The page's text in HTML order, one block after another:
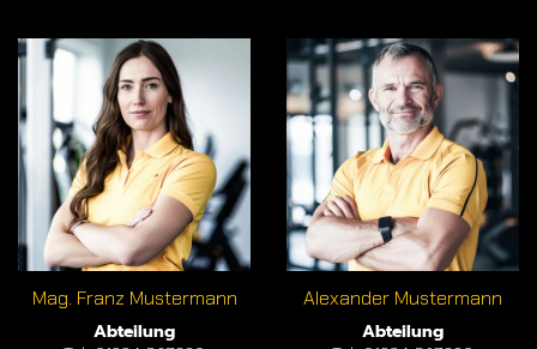
Mag. Franz Mustermann
Abteilung
Alexander Mustermann
Abteilung